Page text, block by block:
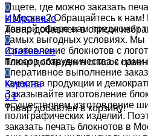
Ищете, где можно заказать
в Москве? Обращайтесь к нам!
данной сфере вам предложит
самых выгодных условиях. Мы
изготовление блокнотов с
плюсов сотрудничества с
оперативное выполнение
качества продукции и
Заказывайте изготовление
осуществляем изготовление
полиграфических изделий.
заказать печать блокнотов в
0
Избранные
Товар добавлен в список
0
Сравнение
Товар добавлен в список
0
Корзина
0₽
Товар добавлен в корзину!